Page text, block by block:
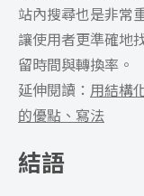
站內搜尋也是非常
讓使用者更準確地
留時間與轉換率。
延伸閱讀： 用結構
的優點、寫法
結語